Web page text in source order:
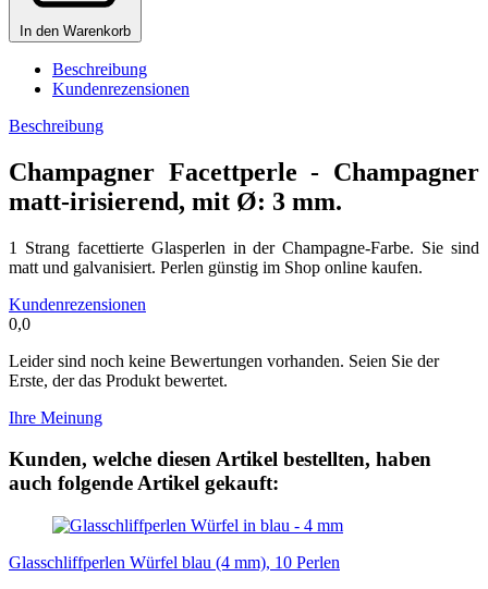
In den Warenkorb
Beschreibung
Kundenrezensionen
Beschreibung
Champagner Facettperle - Champagner
matt-irisierend, mit Ø: 3 mm.
1 Strang facettierte Glasperlen in der Champagne-Farbe. Sie sind
matt und galvanisiert. Perlen günstig im Shop online kaufen.
Kundenrezensionen
0,0
Leider sind noch keine Bewertungen vorhanden. Seien Sie der
Erste, der das Produkt bewertet.
Ihre Meinung
Kunden, welche diesen Artikel bestellten, haben
auch folgende Artikel gekauft:
Glasschliffperlen Würfel blau (4 mm), 10 Perlen